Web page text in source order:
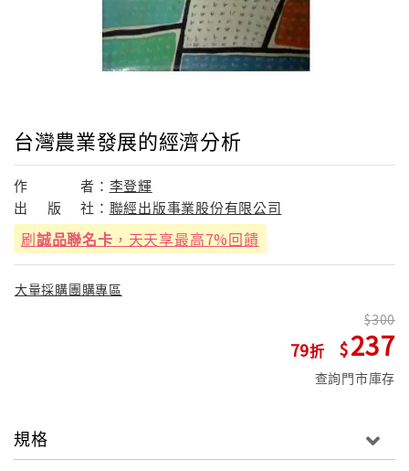
台灣農業發展的經濟分析
作 者： 李登輝
出
版 社： 聯經出版事業股份有限公司
刷誠品聯名卡 ，天天享最高7%回饋
大量採購團購專區
79
300
237
查詢門市庫存
規格